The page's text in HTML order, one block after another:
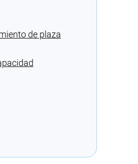
de plaza